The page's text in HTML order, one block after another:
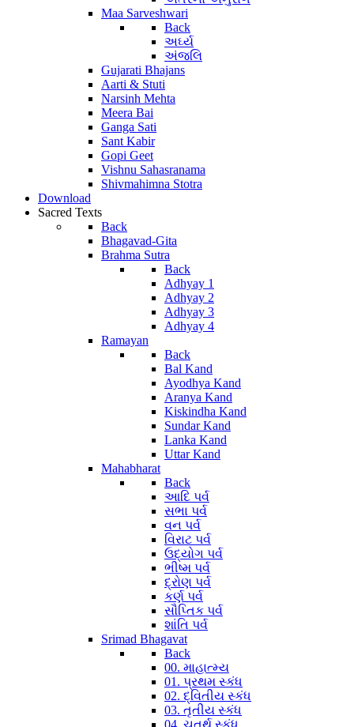
Maa Sarveshwari
Back
અર્ઘ્ય
અંજલિ
Gujarati Bhajans
Aarti & Stuti
Narsinh Mehta
Meera Bai
Ganga Sati
Sant Kabir
Gopi Geet
Vishnu Sahasranama
Shivmahimna Stotra
Download
Sacred Texts
Back
Bhagavad-Gita
Brahma Sutra
Back
Adhyay 1
Adhyay 2
Adhyay 3
Adhyay 4
Ramayan
Back
Bal Kand
Ayodhya Kand
Aranya Kand
Kiskindha Kand
Sundar Kand
Lanka Kand
Uttar Kand
Mahabharat
Back
આદિ પર્વ
સભા પર્વ
વન પર્વ
વિરાટ પર્વ
ઉદ્યોગ પર્વ
ભીષ્મ પર્વ
દ્રોણ પર્વ
કર્ણ પર્વ
સૌપ્તિક પર્વ
શાંતિ પર્વ
Srimad Bhagavat
Back
00. માહાત્મ્ય
01. પ્રથમ સ્કંધ
02. દ્વિતીય સ્કંધ
03. તૃતીય સ્કંધ
04. ચતુર્થ સ્કંધ